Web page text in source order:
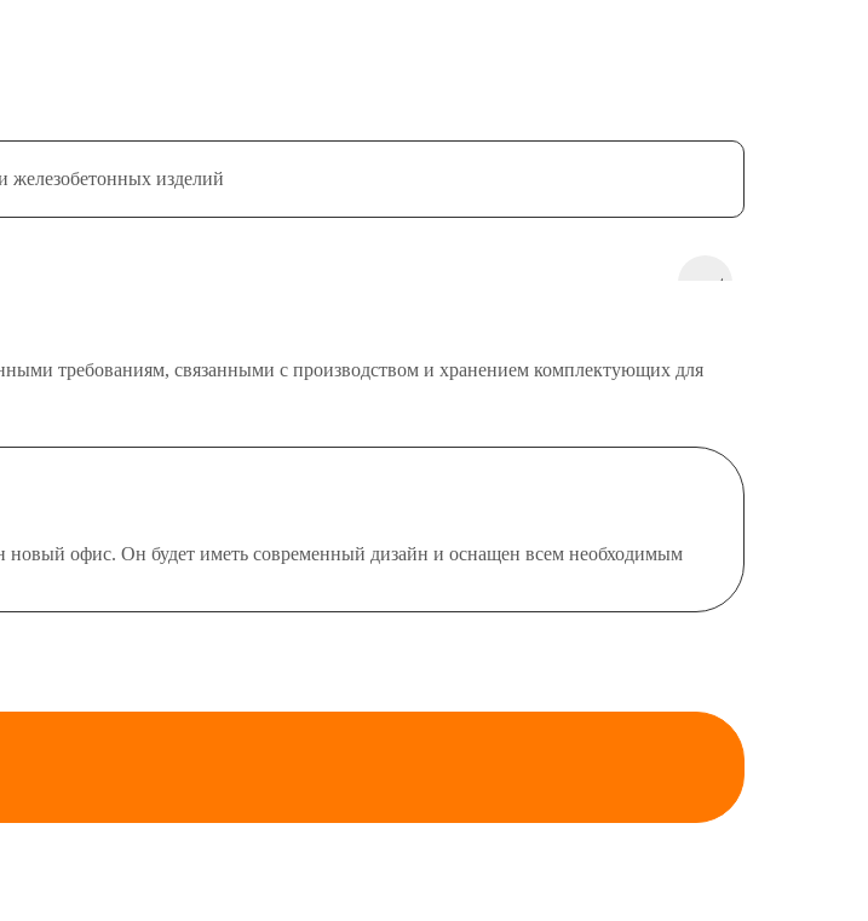
железобетонных изделий
требованиям, связанными с производством и хранением комплектующих для
новый офис. Он будет иметь современный дизайн и оснащен всем необходимым